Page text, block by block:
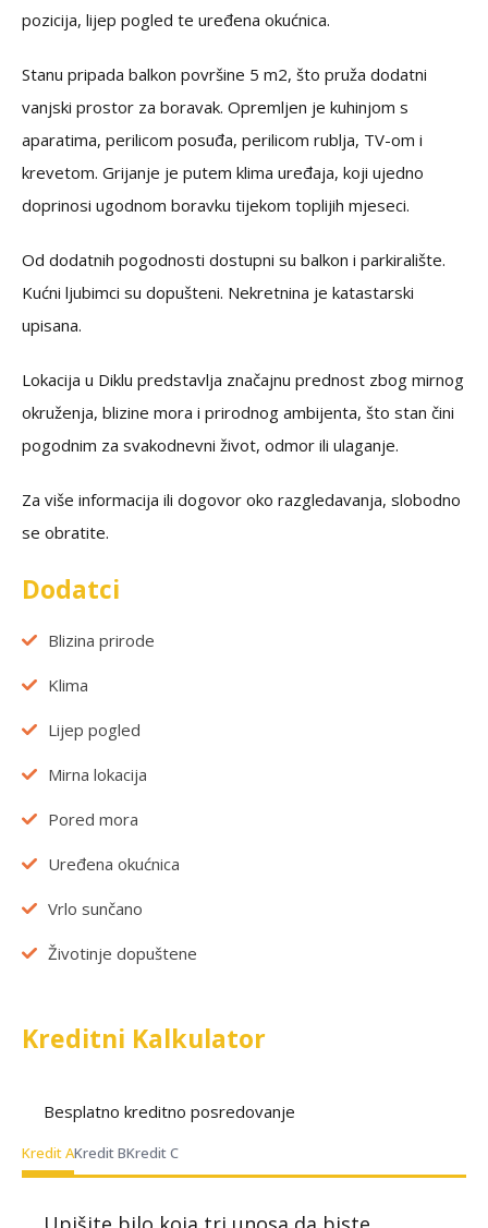
pozicija, lijep pogled te uređena okućnica.
Stanu pripada balkon površine 5 m2, što pruža dodatni
vanjski prostor za boravak. Opremljen je kuhinjom s
aparatima, perilicom posuđa, perilicom rublja, TV-om i
krevetom. Grijanje je putem klima uređaja, koji ujedno
doprinosi ugodnom boravku tijekom toplijih mjeseci.
Od dodatnih pogodnosti dostupni su balkon i parkiralište.
Kućni ljubimci su dopušteni. Nekretnina je katastarski
upisana.
Lokacija u Diklu predstavlja značajnu prednost zbog mirnog
okruženja, blizine mora i prirodnog ambijenta, što stan čini
pogodnim za svakodnevni život, odmor ili ulaganje.
Za više informacija ili dogovor oko razgledavanja, slobodno
se obratite.
Dodatci
Blizina prirode
Klima
Lijep pogled
Mirna lokacija
Pored mora
Uređena okućnica
Vrlo sunčano
Životinje dopuštene
Kreditni Kalkulator
Besplatno kreditno posredovanje
Kredit AKredit BKredit C